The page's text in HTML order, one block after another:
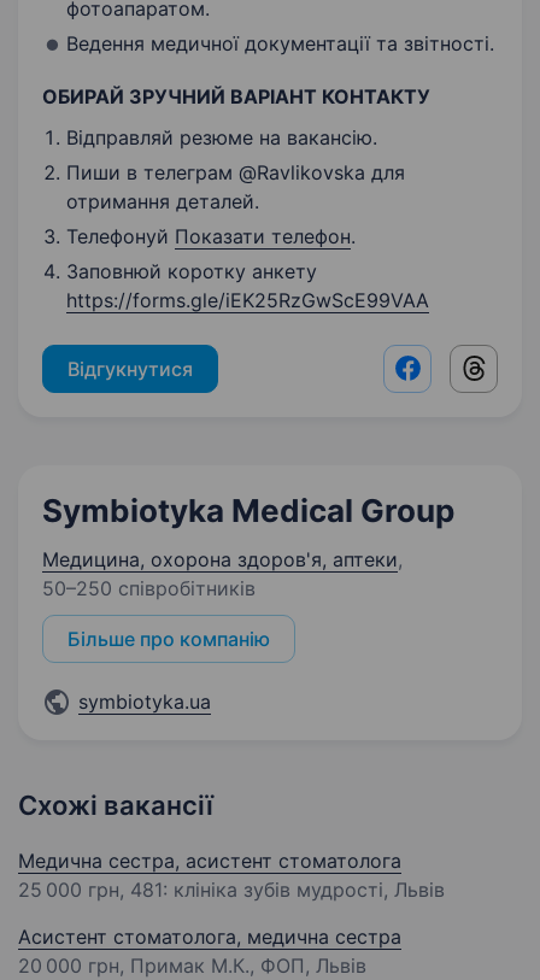
фотоапаратом.
Ведення медичної документації та звітності.
ОБИРАЙ ЗРУЧНИЙ ВАРІАНТ КОНТАКТУ
Відправляй резюме на вакансію.
Пиши в телеграм @Ravlikovska для
отримання деталей.
Телефонуй Показати телефон.
Заповнюй коротку анкету
https://forms.gle/iEK25RzGwScE99VAA
Відгукнутися Facebook
Symbiotyka Medical Group
Медицина, охорона здоров'я, аптеки,
50–250 співробітників
Більше про компанію
symbiotyka.ua
Схожі вакансії
Медична сестра, асистент стоматолога
25 000 грн, 481: клініка зубів мудрості, Львів
Асистент стоматолога, медична сестра
20 000 грн, Примак М.К., ФОП, Львів